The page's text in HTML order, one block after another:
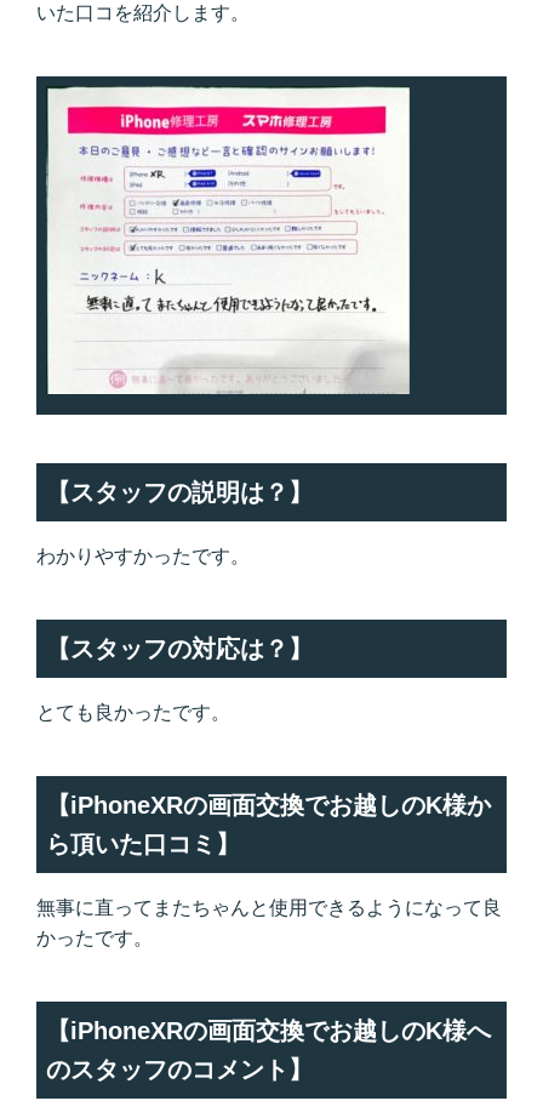
いた口コを紹介します。
【スタッフの説明は？】
わかりやすかったです。
【スタッフの対応は？】
とても良かったです。
【iPhoneXRの画面交換でお越しのK様か
ら頂いた口コミ】
無事に直ってまたちゃんと使用できるようになって良
かったです。
【iPhoneXRの画面交換でお越しのK様へ
のスタッフのコメント】